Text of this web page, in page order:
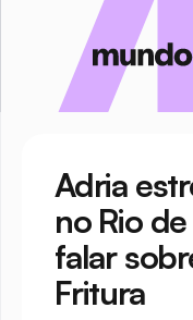
Adria
no Rio
falar
Fritura